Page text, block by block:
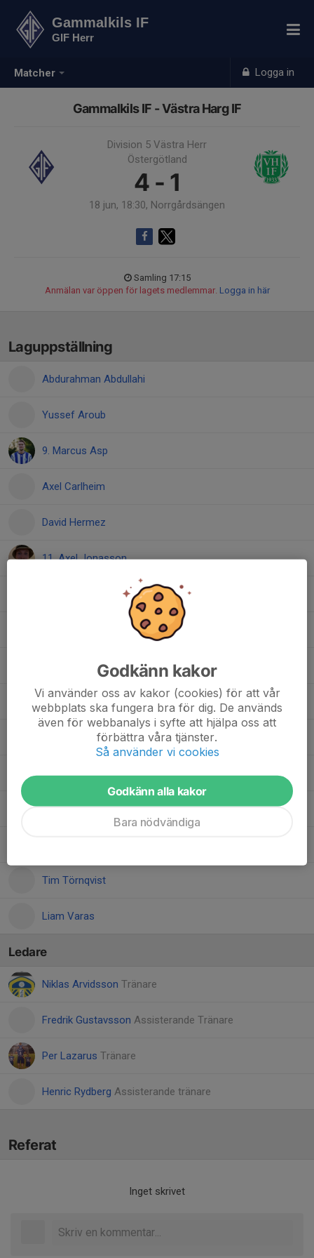
Matcher Logga in
Gammalkils IF
GIF Herr
Gammalkils IF - Västra Harg IF
Division 5 Västra Herr
Östergötland
4 - 1
18 jun, 18:30, Norrgårdsängen
Samling 17:15
Anmälan var öppen för lagets medlemmar. Logga in här
Laguppställning
Abdurahman Abdullahi
Yussef Aroub
9. Marcus Asp
Axel Carlheim
David Hermez
11. Axel Jonasson
Anton Lazarus
Oskar Lundin
Tomasz Moberg
Emil Simonsson
Eric Simonsson
Tim Törnqvist
Liam Varas
Ledare
Niklas Arvidsson Tränare
Fredrik Gustavsson Assisterande Tränare
Per Lazarus Tränare
Henric Rydberg Assisterande tränare
Referat
Inget skrivet
Godkänn kakor
Vi använder oss av kakor (cookies) för att vår
webbplats ska fungera bra för dig. De används
även för webbanalys i syfte att hjälpa oss att
förbättra våra tjänster.
Så använder vi cookies
Godkänn alla kakor
Bara nödvändiga